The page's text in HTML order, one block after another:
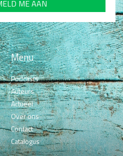
Menu
Podcasts
Auteurs
Actueel
Over ons
Contact
Catalogus